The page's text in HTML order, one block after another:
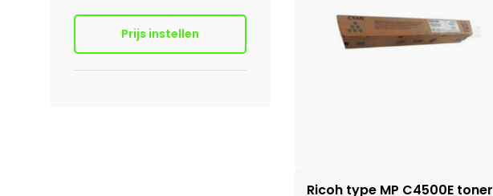
Prijs instellen
Ricoh type MP C4500E toner